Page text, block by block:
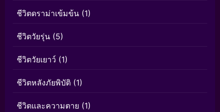
ชีวิตดราม่าเข้มข้น (1)
ชีวิตวัยรุ่น (5)
ชีวิตวัยเยาว์ (1)
ชีวิตหลังภัยพิบัติ (1)
ชีวิตและความตาย (1)